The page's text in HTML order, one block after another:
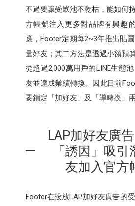
不過要讓受眾池不乾枯，能如何
方帳號注入更多對品牌有興趣
應，Footer定期每2~3年推出貼
量好友；其二方法是透過小額預
從超過2,000萬用戶的LINE生態
友並達成業績轉換。因此目前
要鎖定「加好友」及「導轉換」兩
LAP加好友廣
「誘因」吸引
友加入官方
Footer在投放LAP加好友廣告的